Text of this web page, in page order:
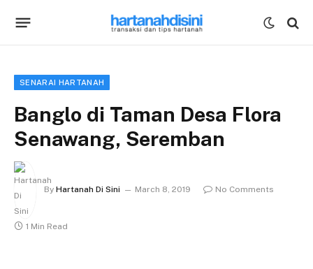
SENARAI HARTANAH
Banglo di Taman Desa Flora
Senawang, Seremban
By Hartanah Di Sini March 8, 2019 No Comments
1 Min Read